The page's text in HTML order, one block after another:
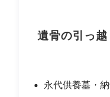
遺骨の引っ
永代供養墓・